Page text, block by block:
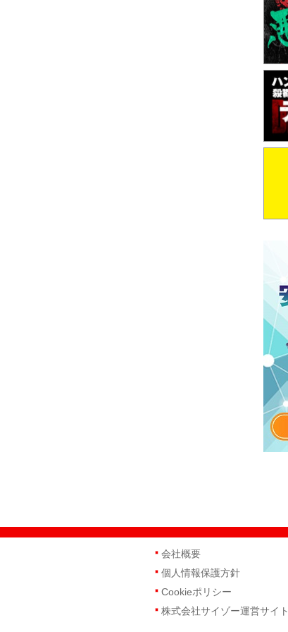
会社概要
個人情報保護方針
Cookieポリシー
株式会社サイゾー運営サイト